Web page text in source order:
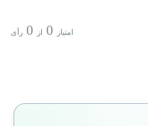
امتیاز 0 از 0 رأی